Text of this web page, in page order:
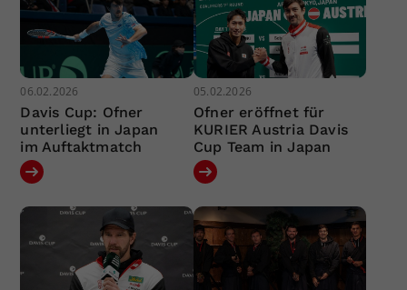
06.02.2026
Davis Cup: Ofner
unterliegt in Japan
im Auftaktmatch
05.02.2026
Ofner eröffnet für
KURIER Austria Davis
Cup Team in Japan